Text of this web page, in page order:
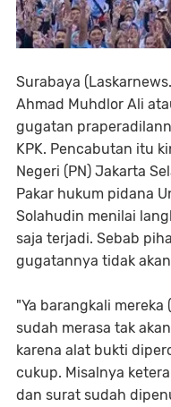
Surabaya
Ahmad Muhdlor Ali
gugatan
KPK. Pencabutan itu
Negeri (PN) Jakarta
Pakar hukum pidana
Solahudin menilai
saja terjadi. Sebab
gugatannya tidak
"Ya barangkali
sudah merasa tak
karena alat bukti
cukup. Misalnya
dan surat sudah